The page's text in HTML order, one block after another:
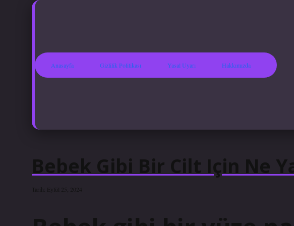
Anasayfa Gizlilik Politikası Yasal Uyarı Hakkımızda
Bebek Gibi Bir Cilt Için Ne
Tarih: Eylül 25, 2024